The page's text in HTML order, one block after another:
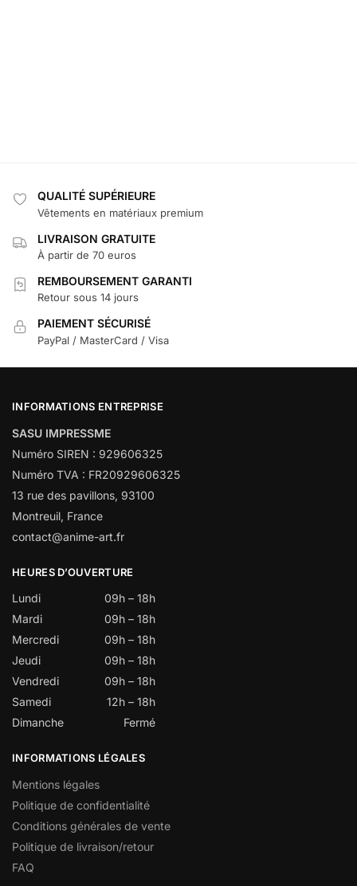
QUALITÉ SUPÉRIEURE
Vêtements en matériaux premium
LIVRAISON GRATUITE
À partir de 70 euros
REMBOURSEMENT GARANTI
Retour sous 14 jours
PAIEMENT SÉCURISÉ
PayPal / MasterCard / Visa
INFORMATIONS ENTREPRISE
SASU IMPRESSME
Numéro SIREN : 929606325
Numéro TVA : FR20929606325
13 rue des pavillons, 93100
Montreuil, France
contact@anime-art.fr
HEURES D’OUVERTURE
Lundi
09h – 18h
Mardi
09h – 18h
Mercredi
09h – 18h
Jeudi
09h – 18h
Vendredi
09h – 18h
Samedi
12h – 18h
Dimanche
Fermé
INFORMATIONS LÉGALES
Mentions légales
Politique de confidentialité
Conditions générales de vente
Politique de livraison/retour
FAQ